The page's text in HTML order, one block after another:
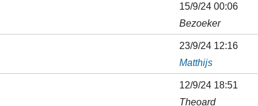
15/9/24 00:06
Bezoeker
23/9/24 12:16
Matthijs
12/9/24 18:51
Theoard